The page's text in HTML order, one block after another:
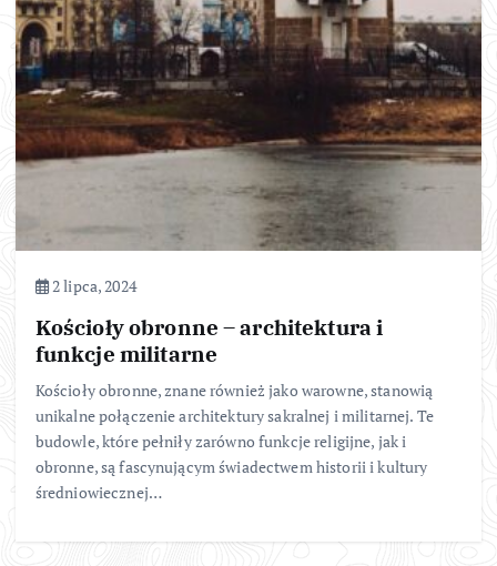
2 lipca, 2024
Kościoły obronne – architektura i
funkcje militarne
Kościoły obronne, znane również jako warowne, stanowią
unikalne połączenie architektury sakralnej i militarnej. Te
budowle, które pełniły zarówno funkcje religijne, jak i
obronne, są fascynującym świadectwem historii i kultury
średniowiecznej…